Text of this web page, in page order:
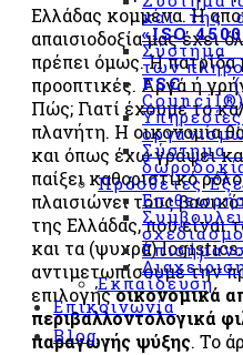
και της
«ISO
Σύστημα
των
FSC
Σύστημα
Πρόσθετες
Εκπαίδευση
Επικοινωνία
Blog
Ελλάδας κομμένα. Η
απαισιοδοξία μας έχει
πρέπει όμως. Η πατρίδα
προοπτικές. Αργά ή
Πώς; Γιατί έχουμε το
πλανήτη. Η οικονομία
και όπως έχω γράψει
παίξει καθοριστικό
πλαισιώνει τους
της Ελλάδας, που είναι
και τα (ψυχρά)
αντιμετωπίσουμε την
επιλογήςοικονομικά
περιβαλλοντολογικά
παραγωγής ψύξης. Το